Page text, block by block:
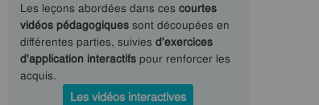
Les leçons abordées dans ces courtes
vidéos pédagogiquessont découpées en
différentes parties, suivies d'exercices
d'application interactifspour renforcer les
acquis.
Les vidéos interactives